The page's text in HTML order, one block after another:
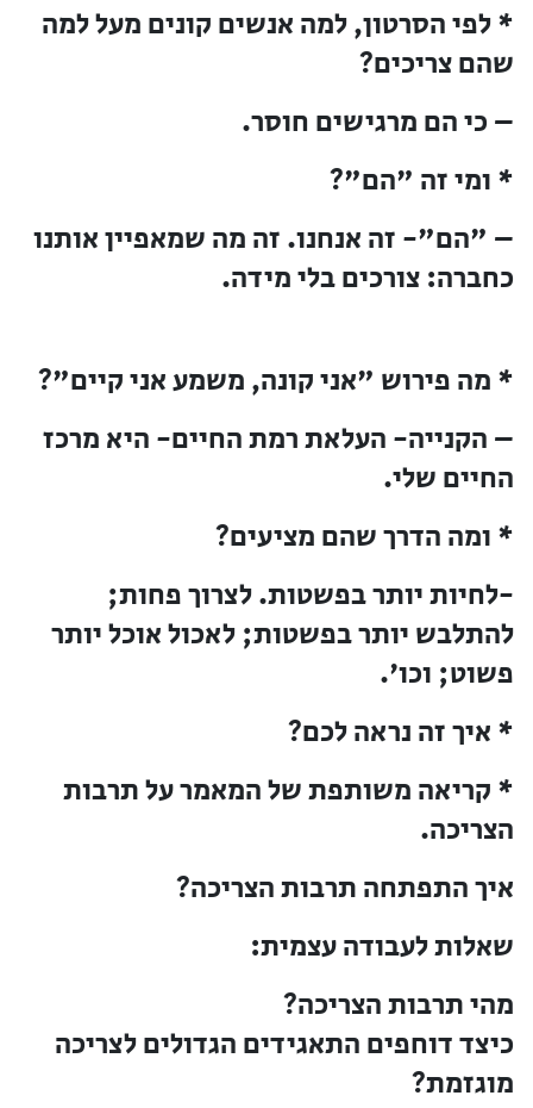
* לפי הסרטון, למה אנשים קונים מעל למה
שהם צריכים?
– כי הם מרגישים חוסר.
* ומי זה "הם"?
– "הם"- זה אנחנו. זה מה שמאפיין אותנו
כחברה: צורכים בלי מידה.
* מה פירוש "אני קונה, משמע אני קיים"?
– הקנייה- העלאת רמת החיים- היא מרכז
החיים שלי.
* ומה הדרך שהם מציעים?
-לחיות יותר בפשטות. לצרוך פחות;
להתלבש יותר בפשטות; לאכול אוכל יותר
פשוט; וכו'.
* איך זה נראה לכם?
* קריאה משותפת של המאמר על תרבות
הצריכה.
איך התפתחה תרבות הצריכה?
שאלות לעבודה עצמית:
מהי תרבות הצריכה?
כיצד דוחפים התאגידים הגדולים לצריכה
מוגזמת?